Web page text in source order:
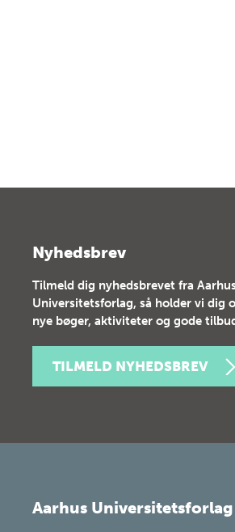
Nyhedsbrev
Tilmeld dig nyhedsbrevet fra
Universitetsforlag, så holder vi dig
nye bøger, aktiviteter og gode
TILMELD NYHEDSBREV
Aarhus Universitetsforlag